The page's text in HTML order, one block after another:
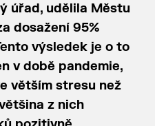
úřad, udělila Městu
dosažení 95%
výsledek je o to
v době pandemie,
větším stresu než
z nich